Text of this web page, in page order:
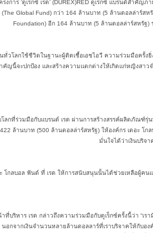
การ ‘ดูเร็กซ์ เรด’ (DUREX)RED ดูเร็กซ์ แบรนด์สำคั
(The Global Fund) กว่า 164 ล้านบาท (5 ล้านดอลล่าร์ส
Foundation) อีก 164 ล้านบาท (5 ล้านดอลล่าร์สหรัฐ)
วโลกใช้ชีวิตในฐานะผู้ติดเชื้อเอชไอวี ความร่วมมือครั้ง
คัญนี้จะปกป้อง และสร้างความแตกต่างให้เกิดแก่หญิงสาว
ลกที่ร่วมมือกับแบรนด์ เรด ผ่านการสร้างสรรค์ผลิตภัณฑ์รุ่
ล้านบาท (500 ล้านดอลล่าร์สหรัฐ) ให้องค์กร เดอะ โ
มั่นใจได้ว่าเงินบริจ
โกลบอล ฟันด์ ที่ เรด ให้การสนับสนุนนั้นได้ช่วยเหลือผู้ค
ที่บริหาร เรด กล่าวถึงความร่วมมือกับดูเร็กซ์ครั้งนี้ว่า “
นอกจากเงินจำนวนหลายล้านดอลลาร์ที่เราบริจาคให้กั